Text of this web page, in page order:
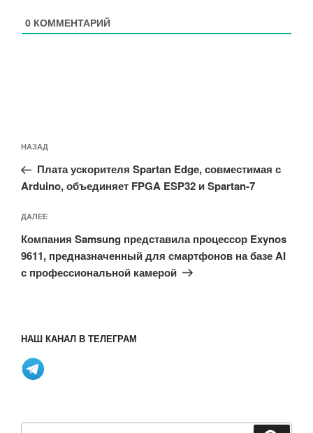
0 КОММЕНТАРИЙ
по
записям
Предыдущая
запись:
НАЗАД
Плата ускорителя Spartan Edge, совместимая с
Arduino, объединяет FPGA ESP32 и Spartan-7
Следующая
запись
ДАЛЕЕ
Компания Samsung представила процессор Exynos
9611, предназначенный для смартфонов на базе AI
с профессиональной камерой
НАШ КАНАЛ В ТЕЛЕГРАМ